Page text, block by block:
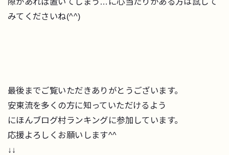
みてくださいね(^^)
最後までご覧いただきありがとうございます。
安東流を多くの方に知っていただけるよう
にほんブログ村ランキングに参加しています。
応援よろしくお願いします^^
↓↓